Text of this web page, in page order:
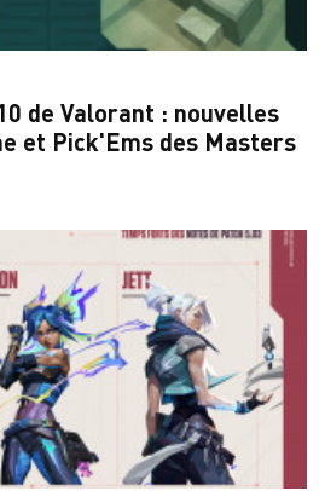
de Valorant : nouvelles
et Pick'Ems des Masters